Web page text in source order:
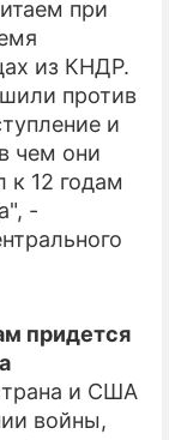
РЕЛИЗЫ
при
из КНДР.
против
и
чем они
к 12 годам
-
придется
и США
войны,